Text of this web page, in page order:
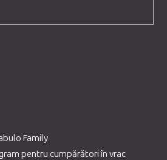
Family
pentru cumpărători în vrac